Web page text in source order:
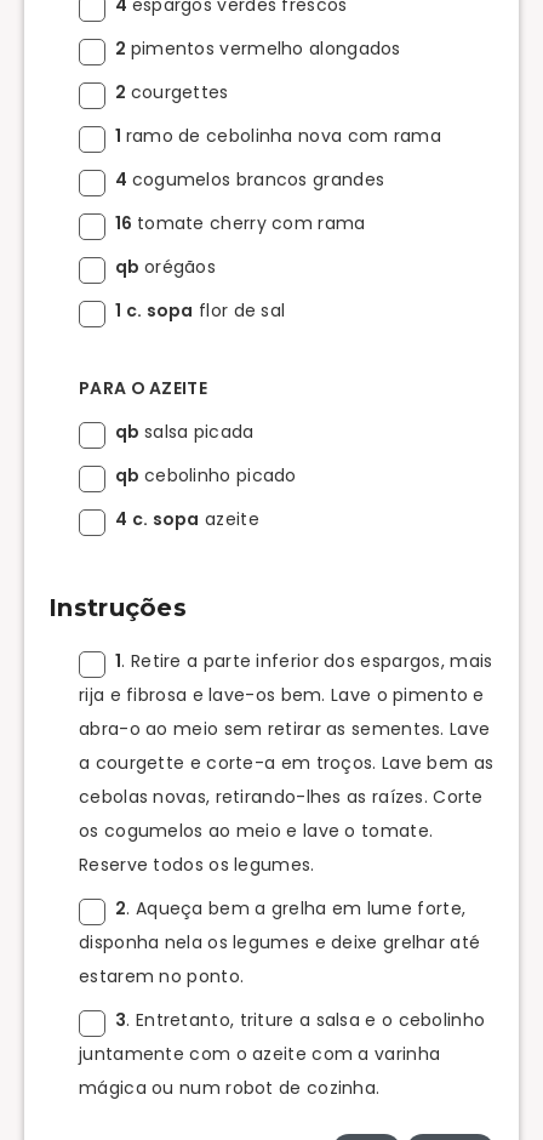
2 pimentos vermelho alongados
2 courgettes
1 ramo de cebolinha nova com rama
4 cogumelos brancos grandes
16 tomate cherry com rama
qb orégãos
1 c. sopa flor de sal
PARA O AZEITE
qb salsa picada
qb cebolinho picado
4 c. sopa azeite
Instruções
1. Retire a parte inferior dos espargos, mais
rija e fibrosa e lave-os bem. Lave o pimento e
abra-o ao meio sem retirar as sementes. Lave
a courgette e corte-a em troços. Lave bem as
cebolas novas, retirando-lhes as raízes. Corte
os cogumelos ao meio e lave o tomate.
Reserve todos os legumes.
2. Aqueça bem a grelha em lume forte,
disponha nela os legumes e deixe grelhar até
estarem no ponto.
3. Entretanto, triture a salsa e o cebolinho
juntamente com o azeite com a varinha
mágica ou num robot de cozinha.